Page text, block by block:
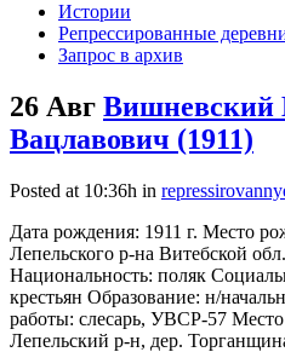
Истории
Репрессированные
Запрос в архив
26 Авг Вишневский
Вацлавович (1911)
Posted at 10:36h in
Дата рождения: 1911 г. Место
Лепельского р-на Витебской
Национальность: поляк
крестьян Образование: н/
работы: слесарь, УВСР-57
Лепельский р-н, дер.